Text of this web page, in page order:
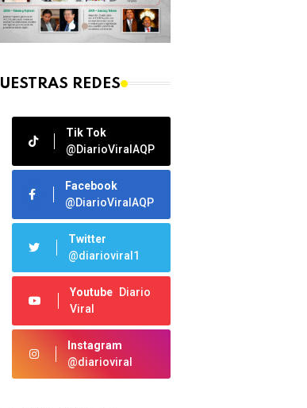
REDES
Tik Tok
@DiarioViralAQP
Facebook
@DiarioViralAQP
Twitter
@diarioviral1
Youtube
Diario
Viral
Instagram
@diarioviral